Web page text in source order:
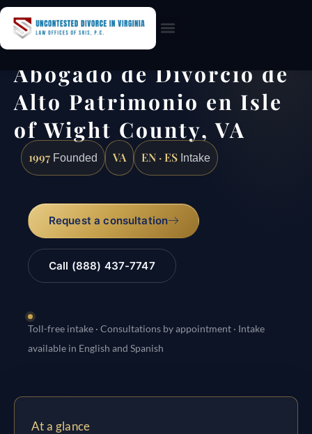
Abogado de Divorcio de
Alto Patrimonio en Isle
of Wight County, VA
1997 Founded VA EN · ES Intake
Request a consultation
Call (888) 437-7747
Toll-free intake · Consultations by appointment · Intake
available in English and Spanish
At a glance